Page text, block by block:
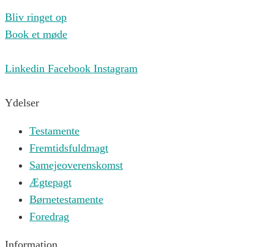
Bliv ringet op
Book et møde
Linkedin Facebook Instagram
Ydelser
Testamente
Fremtidsfuldmagt
Samejeoverenskomst
Ægtepagt
Børnetestamente
Foredrag